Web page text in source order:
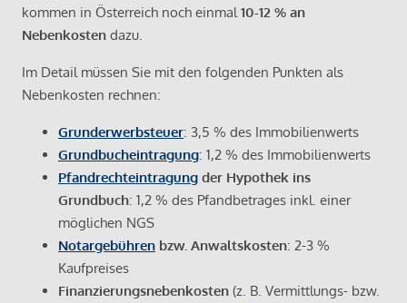
kommen in Österreich noch einmal10-12 % an
Nebenkosten dazu.
Im Detail müssen Sie mit den folgenden Punkten als
Nebenkosten rechnen:
Grunderwerbsteuer: 3,5 % des Immobilienwerts
Grundbucheintragung: 1,2 % des Immobilienwerts
Pfandrechteintragung der Hypothek ins
Grundbuch: 1,2 % des Pfandbetrages inkl. einer
möglichen NGS
Notargebühren bzw. Anwaltskosten: 2-3 %
Kaufpreises
Finanzierungsnebenkosten (z. B. Vermittlungs- bzw.